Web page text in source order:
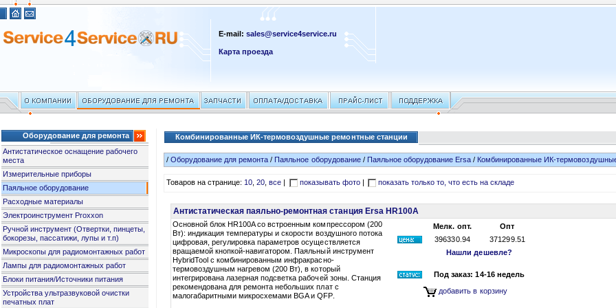
E-mail:sales@service4service.ru
Карта проезда
Оборудование для ремонта
Антистатическое оснащение рабочего
места
Измерительные приборы
Паяльное оборудование
Расходные материалы
Электроинструмент Proxxon
Ручной инструмент (Отвертки, пинцеты,
бокорезы, пассатижи, лупы и т.п)
Микроскопы для радиомонтажных работ
Лампы для радиомонтажных работ
Блоки питания/Источники питания
Устройства ультразвуковой очистки
печатных плат
Комбинированные ИК-термовоздушные ремонтные станции
/Оборудование для ремонта /Паяльное оборудование/ Паяльное оборудование Ersa / Комбинированные ИК-
Товаров на странице:10,20,все показывать фото| показать только то, что есть на складе
Антистатическая паяльно-ремонтная станция Ersa HR100A
Основной блок HR100A со встроенным компрессором (200
Вт): индикация температуры и скорости воздушного потока
цифровая, регулировка параметров осуществляется
вращаемой кнопкой-навигатором. Паяльный инструмент
HybridTool с комбинированным инфракрасно-
термовоздушным нагревом (200 Вт), в который
интегрирована лазерная подсветка рабочей зоны. Станция
рекомендована для ремонта небольших плат с
малогабаритными микросхемами BGA и QFP.
Мелк. опт.
Опт
396330.94
371299.51
Нашли дешевле?
Под заказ: 14-16 недель
добавить в корзину